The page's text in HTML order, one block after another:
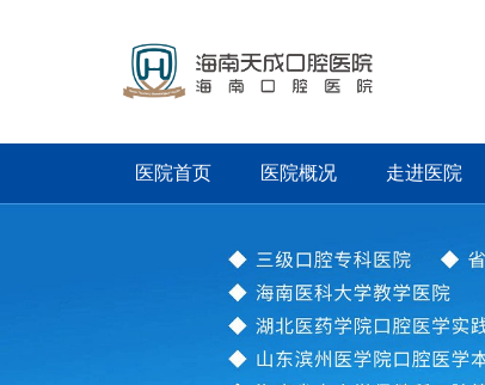
医院首页 医院概况 走进医院